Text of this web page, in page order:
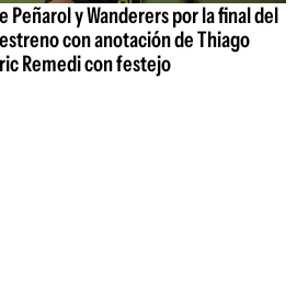
Peñarol y Wanderers por la final del
con anotación de Thiago
Remedi con festejo